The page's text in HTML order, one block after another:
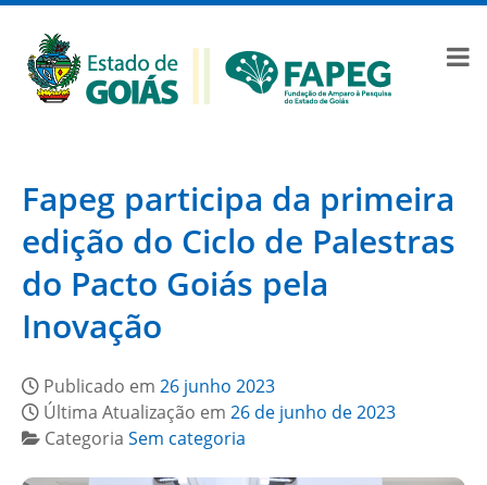
Fapeg participa da primeira
edição do Ciclo de Palestras
do Pacto Goiás pela
Inovação
Publicado em 26 junho 2023
Última Atualização em 26 de junho de 2023
Categoria Sem categoria